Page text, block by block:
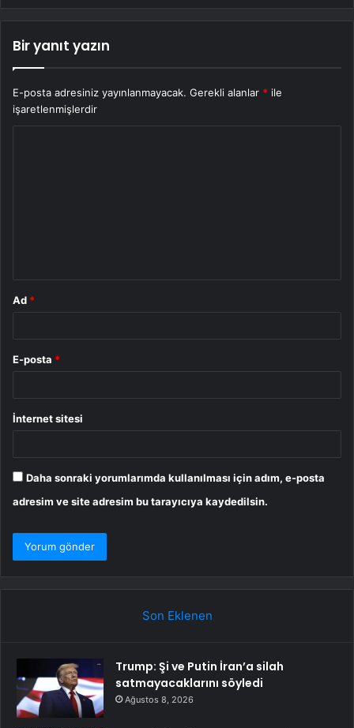
Bir yanıt yazın
E-posta adresiniz yayınlanmayacak. Gerekli alanlar * ile
işaretlenmişlerdir
Ad *
E-posta *
İnternet sitesi
Daha sonraki yorumlarımda kullanılması için adım, e-posta
adresim ve site adresim bu tarayıcıya kaydedilsin.
Son Eklenen
Trump: Şi ve Putin İran’a silah
satmayacaklarını söyledi
Ağustos 8, 2026